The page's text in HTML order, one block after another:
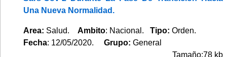
Una Nueva Normalidad.
Area: Salud. Ambito: Nacional. Tipo: Orden.
Fecha: 12/05/2020. Grupo: General
Tamaño:78 kb